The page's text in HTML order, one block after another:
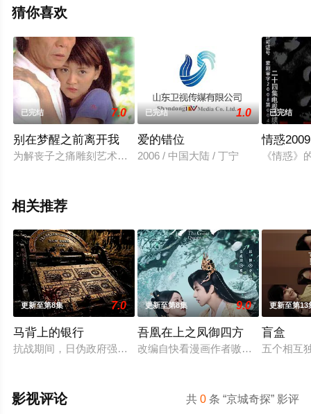
高清无删减完整版电视剧全集就上星空电影网，更多相关
猜你喜欢
已完结 7.0
别在梦醒之前离开我
为解丧子之痛雕刻艺术家沈幕光应愚自乐园主愚自老人之邀来
已完结 1.0
爱的错位
2006 / 中国大陆 / 丁宁
已完结
情惑2009
《情惑
相关推荐
更新至第8集 7.0
马背上的银行
抗战期间，日伪政府强行推广、使用由“中国准备银行”发行的
更新至第8集 9.0
吾凰在上之凤御四方
改编自快看漫画作者嗷小泽的独家连
更新至第13
盲盒
五个相互
共0 条 “京城奇探” 影评
影视评论